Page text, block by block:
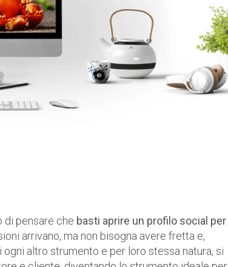
di pensare che basti aprire un profilo social per
arrivano, ma non bisogna avere fretta e,
ogni altro strumento e per loro stessa natura, si